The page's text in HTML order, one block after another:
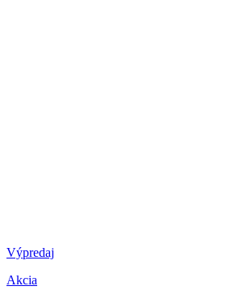
Výpredaj
Akcia